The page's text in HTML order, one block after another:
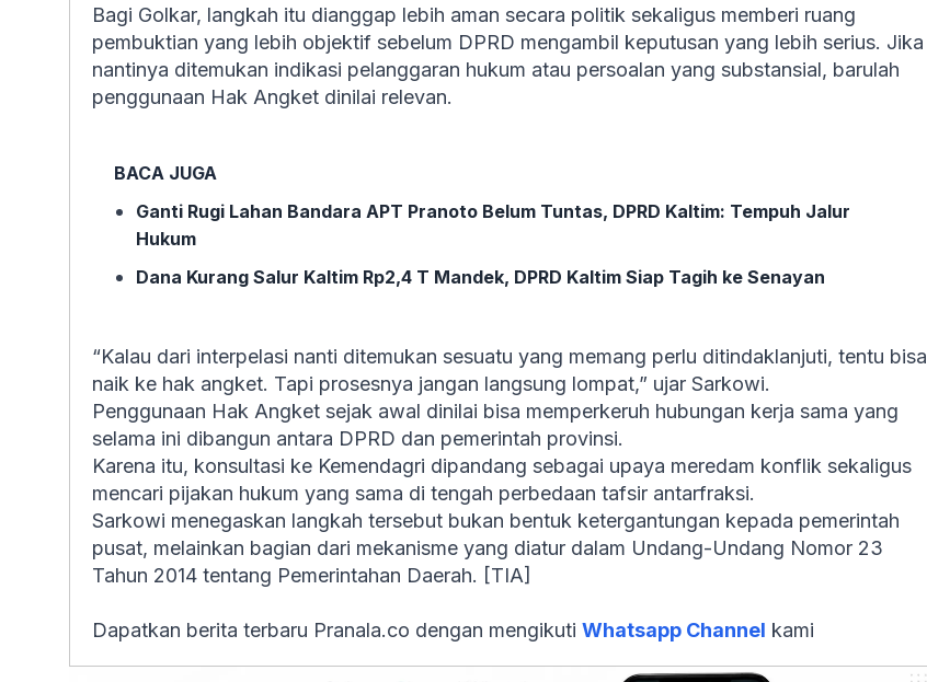
Bagi Golkar, langkah itu dianggap lebih aman secara politik sekaligus memberi ruang
pembuktian yang lebih objektif sebelum DPRD mengambil keputusan yang lebih serius. Jika
nantinya ditemukan indikasi pelanggaran hukum atau persoalan yang substansial, barulah
penggunaan Hak Angket dinilai relevan.
BACA JUGA
Ganti Rugi Lahan Bandara APT Pranoto Belum Tuntas, DPRD Kaltim: Tempuh Jalur
Hukum
Dana Kurang Salur Kaltim Rp2,4 T Mandek, DPRD Kaltim Siap Tagih ke Senayan
“Kalau dari interpelasi nanti ditemukan sesuatu yang memang perlu ditindaklanjuti, tentu bisa
naik ke hak angket. Tapi prosesnya jangan langsung lompat,” ujar Sarkowi.
Penggunaan Hak Angket sejak awal dinilai bisa memperkeruh hubungan kerja sama yang
selama ini dibangun antara DPRD dan pemerintah provinsi.
Karena itu, konsultasi ke Kemendagri dipandang sebagai upaya meredam konflik sekaligus
mencari pijakan hukum yang sama di tengah perbedaan tafsir antarfraksi.
Sarkowi menegaskan langkah tersebut bukan bentuk ketergantungan kepada pemerintah
pusat, melainkan bagian dari mekanisme yang diatur dalam Undang-Undang Nomor 23
Tahun 2014 tentang Pemerintahan Daerah. [TIA]
Dapatkan berita terbaru Pranala.co dengan mengikuti Whatsapp Channel kami